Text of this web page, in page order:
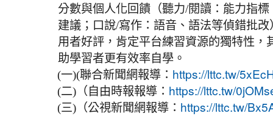
分數與個人化回饋（聽力/閱讀：能力指
建議；口說/寫作：語音、語法等偵錯批
用者好評，肯定平台練習資源的獨特性，
助學習者更有效率自學。
(一)(聯合新聞網報導： https://lttc.tw/
(二) （自由時報報導： https://lttc.tw/
(三) （公視新聞網報導： https://lttc.tw/